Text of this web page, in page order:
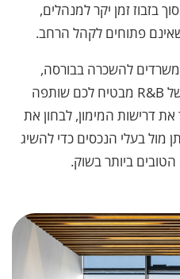
בזבוז זמן יקר למנהלים,
פתוחים לקהל הרחב.
להשכרה בבורסה,
הליווי האישי, האדיב והמקצועי של R&B מבטיח לכם שותפה
דרישות המימון, לבחון את
מול בעלי הנכסים כדי להשיג
ביותר בשוק.